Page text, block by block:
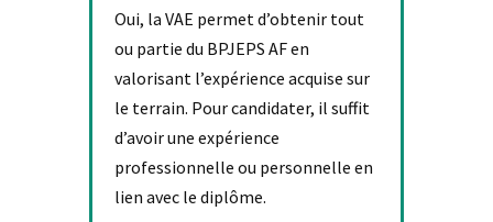
Oui, la VAE permet d’obtenir tout
ou partie du BPJEPS AF en
valorisant l’expérience acquise sur
le terrain. Pour candidater, il suffit
d’avoir une expérience
professionnelle ou personnelle en
lien avec le diplôme.